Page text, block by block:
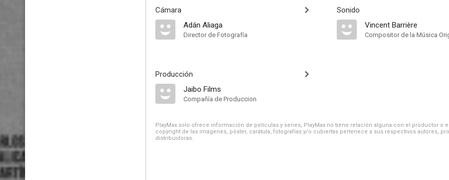
Cámara
Adán Aliaga
Director de Fotografía
Producción
Jaibo Films
Compañía de Produccion
Sonido
Vincent Barrière
Compositor de la Música
PlayMax solo ofrece información de películas y series, PlayMax no tiene relación alguna con el productor o
copyright de las imágenes, póster, carátula, fotografías y/o cubiertas pertenece a sus respectivos autores,
distribuidoras.